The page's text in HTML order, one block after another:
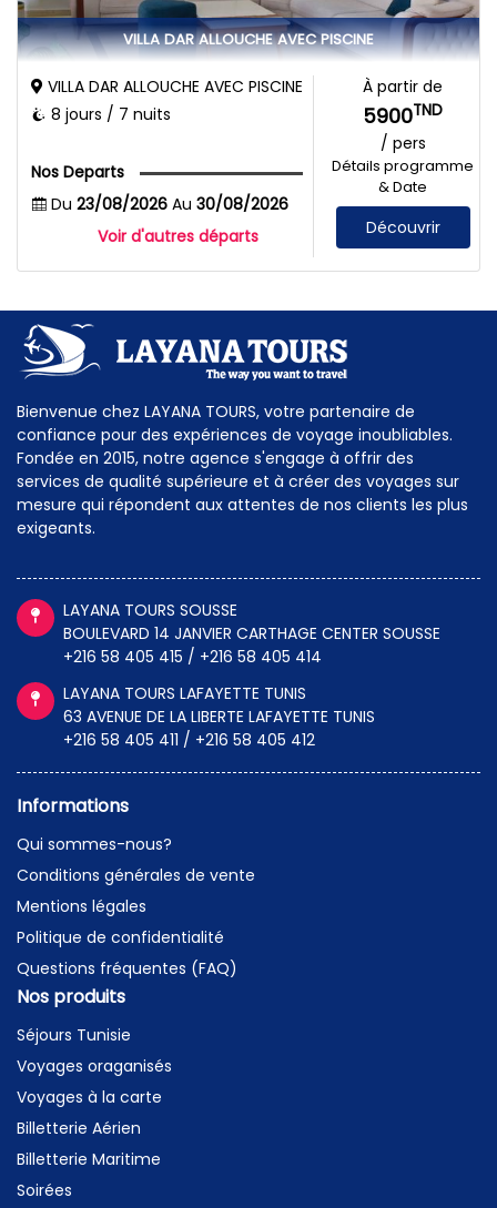
VILLA DAR ALLOUCHE AVEC PISCINE
VILLA DAR ALLOUCHE AVEC PISCINE
8 jours / 7 nuits
Nos Departs
Du 23/08/2026 Au 30/08/2026
Voir d'autres départs
À partir de
5900TND
/ pers
Détails programme
& Date
Découvrir
Bienvenue chez LAYANA TOURS, votre partenaire de
confiance pour des expériences de voyage inoubliables.
Fondée en 2015, notre agence s'engage à offrir des
services de qualité supérieure et à créer des voyages sur
mesure qui répondent aux attentes de nos clients les plus
exigeants.
LAYANA TOURS SOUSSE
BOULEVARD 14 JANVIER CARTHAGE CENTER SOUSSE
+216 58 405 415 / +216 58 405 414
LAYANA TOURS LAFAYETTE TUNIS
63 AVENUE DE LA LIBERTE LAFAYETTE TUNIS
+216 58 405 411 / +216 58 405 412
Informations
Qui sommes-nous?
Conditions générales de vente
Mentions légales
Politique de confidentialité
Questions fréquentes (FAQ)
Nos produits
Séjours Tunisie
Voyages oraganisés
Voyages à la carte
Billetterie Aérien
Billetterie Maritime
Soirées